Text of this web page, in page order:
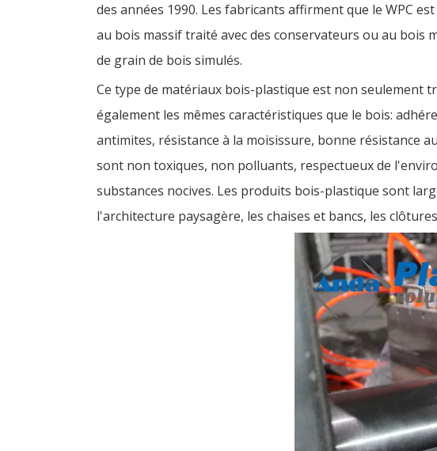
des années 1990. Les fabricants affirment que le WPC
au bois massif traité avec des conservateurs ou au bois
de grain de bois simulés.
Ce type de matériaux bois-plastique est non seulement
également les mêmes caractéristiques que le bois:
antimites, résistance à la moisissure, bonne résistance
sont non toxiques, non polluants, respectueux de
substances nocives. Les produits bois-plastique sont
l'architecture paysagère, les chaises et bancs, les